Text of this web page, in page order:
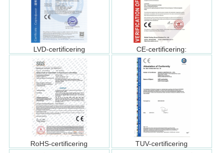
LVD-certificering CE-certificering:
RoHS-certificering TUV-certificering